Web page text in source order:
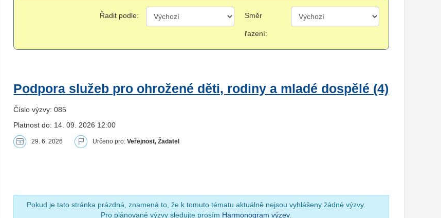
Řadit podle: Směr
řazení:
Podpora služeb pro ohrožené děti, rodiny a mladé dospělé (4)
Číslo výzvy: 085
Platnost do: 14. 09. 2026 12:00
29. 6. 2026 Určeno pro:Veřejnost, Žadatel
Pokud je tato stránka prázdná, znamená to, že k tomuto tématu aktuálně nejsou vyhlášeny žádné výzvy.
Pro plánované výzvy sledujte prosím Harmonogram výzev.